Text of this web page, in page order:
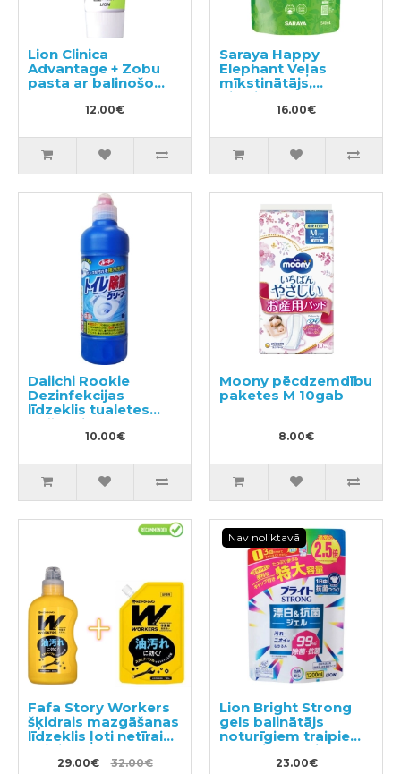
Lion Clinica
Advantage + Zobu
pasta ar balinošo
12.00€
Saraya Happy
Elephant Veļas
mīkstinātājs,
pildviela 540ml
16.00€
Daiichi Rookie
Dezinfekcijas
līdzeklis tualetes
tīrīšanai 500ml
10.00€
Moony pēcdzemdību
paketes M 10gab
8.00€
Fafa Story Workers
šķidrais mazgāšanas
līdzeklis ļoti netīrai
veļai un darba
apģērbam 800ml +
29.00€ 32.00€
Nav noliktavā
Lion Bright Strong
gels balinātājs
noturīgiem traipiem
ar antibakteriālu
efektu, pildviela
23.00€